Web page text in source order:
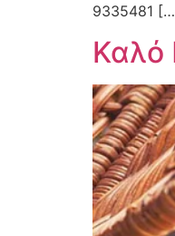
9335481
Καλό